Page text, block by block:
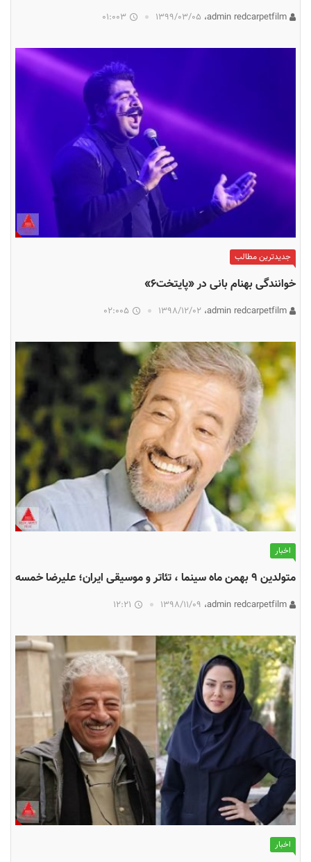
۱۳۹۹/۰۳/۰۵ 01:003
جدیدترین مطالب
خوانندگی بهنام بانی در «پایتخت۶»
۱۳۹۸/۱۲/۰۲ 02:005
اخبار
متولدین ۹ بهمن ماه سینما ، تئاتر و موسیقی ایران؛ علیرضا خمسه
۱۳۹۸/۱۱/۰۹ 12:21
اخبار